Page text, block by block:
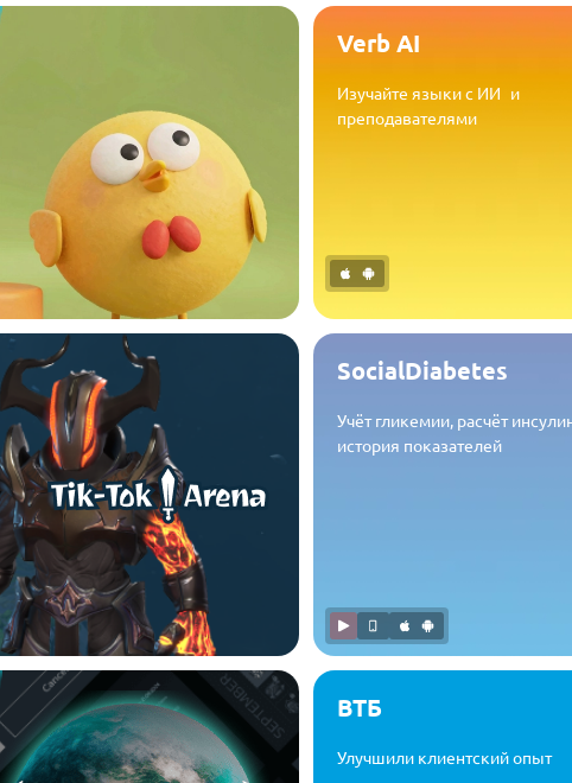
Verb AI
Изучайте языки с ИИ и
преподавателями
SocialDiabetes
Учёт гликемии, расчёт
история показателей
ВТБ
Улучшили клиентский опыт